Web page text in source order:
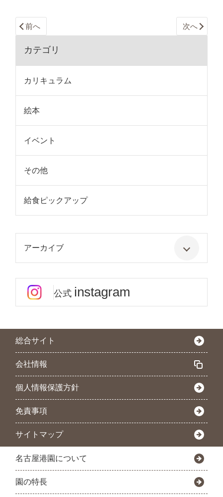
前へ 次へ
カテゴリ
カリキュラム
絵本
イベント
その他
給食ピックアップ
アーカイブ
公式 instagram
総合サイト
会社情報
個人情報保護方針
免責事項
サイトマップ
名古屋港園について
園の特長